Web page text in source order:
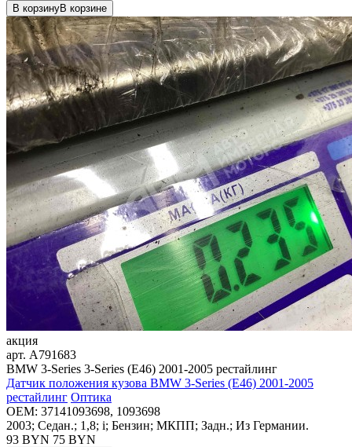
В корзинуВ корзине
акция
арт. A791683
BMW 3-Series 3-Series (E46) 2001-2005 рестайлинг
Датчик положения кузова BMW 3-Series (E46) 2001-2005
рестайлинг Оптика
OEM: 37141093698, 1093698
2003; Седан.; 1,8; i; Бензин; МКПП; Задн.; Из Германии.
93 BYN 75 BYN